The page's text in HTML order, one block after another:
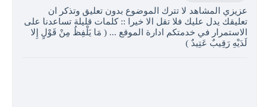
عزيزي المشاهد لا تترك الموضوع بدون تعليق وتذكر ان
تعليقك يدل عليك فلا تقل الا خيرا :: كلمات قليلة تساعدنا على
الاستمرار في خدمتكم ادارة الموقع ... ( مَا يَلْفِظُ مِنْ قَوْلٍ إِلا
لَدَيْهِ رَقِيبٌ عَتِيدٌ )